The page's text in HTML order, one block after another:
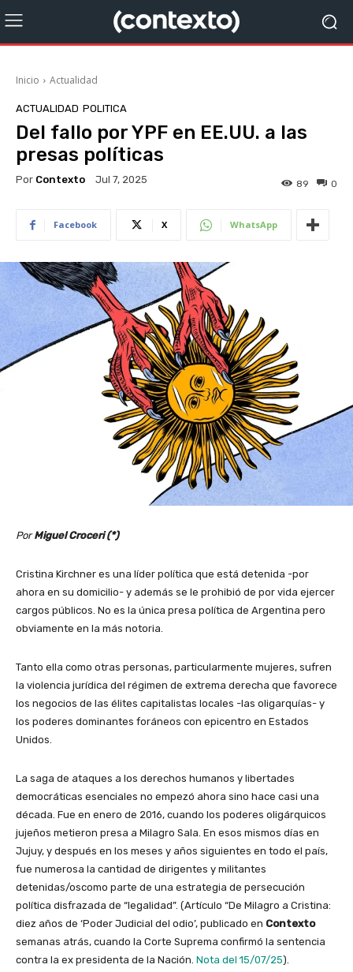
Inicio Actualidad
ACTUALIDAD POLITICA
Del fallo por YPF en EE.UU. a las
presas políticas
Por Contexto Jul 7, 2025 0
89
Facebook X WhatsApp
PorMiguel Croceri (*)
Cristina Kirchner es una líder política que está detenida -por
ahora en su domicilio- y además se le prohibió de por vida ejercer
cargos públicos. No es la única presa política de Argentina pero
obviamente en la más notoria.
Tanto ella como otras personas, particularmente mujeres, sufren
la violencia jurídica del régimen de extrema derecha que favorece
los negocios de las élites capitalistas locales -las oligarquías- y
los poderes dominantes foráneos con epicentro en Estados
Unidos.
La saga de ataques a los derechos humanos y libertades
democráticas esenciales no empezó ahora sino hace casi una
década. Fue en enero de 2016, cuando los poderes oligárquicos
jujeños metieron presa a Milagro Sala. En esos mismos días en
Jujuy, y después en los meses y años siguientes en todo el país,
fue numerosa la cantidad de dirigentes y militantes
detenidas/oscomo parte de una estrategia de persecución
política disfrazada de “legalidad”. (Artículo “De Milagro a Cristina:
diez años de ‘Poder Judicial del odio’, publicado en Contexto
semanas atrás, cuando la Corte Suprema confirmó la sentencia
contra la ex presidenta de la Nación. Nota del 15/07/25).